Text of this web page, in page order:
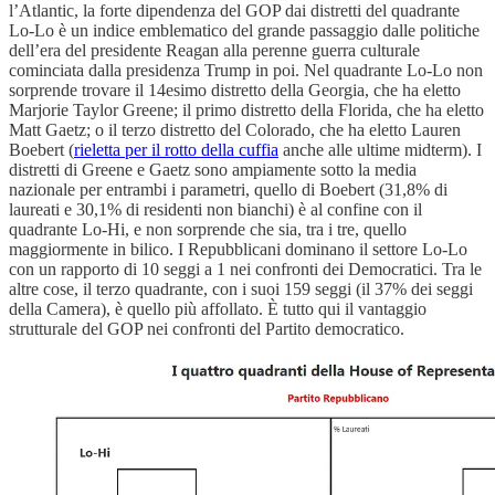
l’Atlantic, la forte dipendenza del GOP dai distretti del quadrante
Lo-Lo è un indice emblematico del grande passaggio dalle politiche
dell’era del presidente Reagan alla perenne guerra culturale
cominciata dalla presidenza Trump in poi. Nel quadrante Lo-Lo non
sorprende trovare il 14esimo distretto della Georgia, che ha eletto
Marjorie Taylor Greene; il primo distretto della Florida, che ha eletto
Matt Gaetz; o il terzo distretto del Colorado, che ha eletto Lauren
Boebert (rieletta per il rotto della cuffia anche alle ultime midterm). I
distretti di Greene e Gaetz sono ampiamente sotto la media
nazionale per entrambi i parametri, quello di Boebert (31,8% di
laureati e 30,1% di residenti non bianchi) è al confine con il
quadrante Lo-Hi, e non sorprende che sia, tra i tre, quello
maggiormente in bilico. I Repubblicani dominano il settore Lo-Lo
con un rapporto di 10 seggi a 1 nei confronti dei Democratici. Tra le
altre cose, il terzo quadrante, con i suoi 159 seggi (il 37% dei seggi
della Camera), è quello più affollato. È tutto qui il vantaggio
strutturale del GOP nei confronti del Partito democratico.